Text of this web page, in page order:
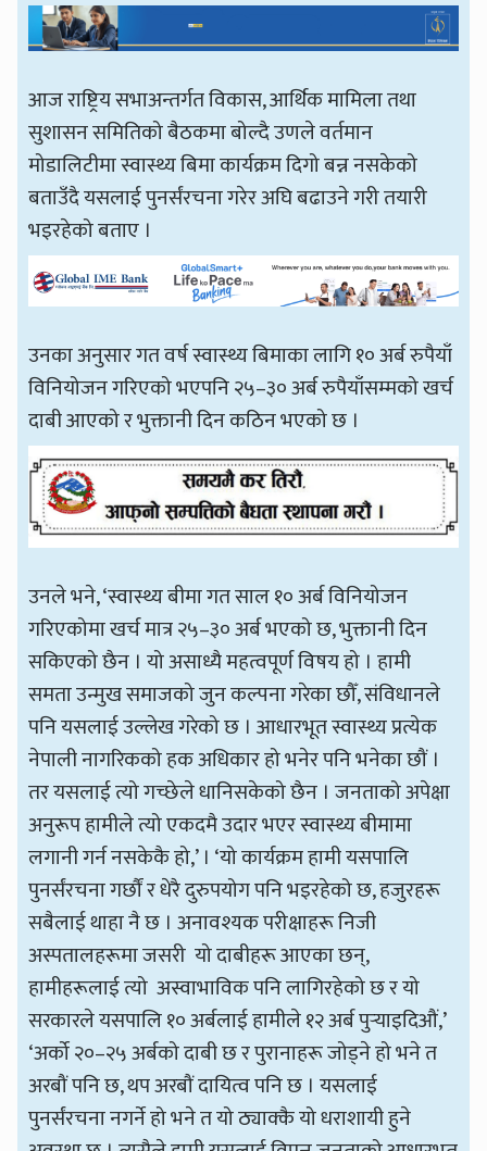
आज राष्ट्रिय सभाअन्तर्गत विकास, आर्थिक मामिला तथा
सुशासन समितिको बैठकमा बोल्दै उणले वर्तमान
मोडालिटीमा स्वास्थ्य बिमा कार्यक्रम दिगो बन्न नसकेको
बताउँदै यसलाई पुनर्संरचना गरेर अघि बढाउने गरी तयारी
भइरहेको बताए ।
उनका अनुसार गत वर्ष स्वास्थ्य बिमाका लागि १० अर्ब रुपैयाँ
विनियोजन गरिएको भएपनि २५–३० अर्ब रुपैयाँसम्मको खर्च
दाबी आएको र भुक्तानी दिन कठिन भएको छ ।
उनले भने, ‘स्वास्थ्य बीमा गत साल १० अर्ब विनियोजन
गरिएकोमा खर्च मात्र २५–३० अर्ब भएको छ, भुक्तानी दिन
सकिएको छैन । यो असाध्यै महत्वपूर्ण विषय हो । हामी
समता उन्मुख समाजको जुन कल्पना गरेका छौँ, संविधानले
पनि यसलाई उल्लेख गरेको छ । आधारभूत स्वास्थ्य प्रत्येक
नेपाली नागरिकको हक अधिकार हो भनेर पनि भनेका छौं ।
तर यसलाई त्यो गच्छेले धानिसकेको छैन । जनताको अपेक्षा
अनुरूप हामीले त्यो एकदमै उदार भएर स्वास्थ्य बीमामा
लगानी गर्न नसकेकै हो,’ । ‘यो कार्यक्रम हामी यसपालि
पुनर्संरचना गर्छौं र धेरै दुरुपयोग पनि भइरहेको छ, हजुरहरू
सबैलाई थाहा नै छ । अनावश्यक परीक्षाहरू निजी
अस्पतालहरूमा जसरी यो दाबीहरू आएका छन्,
हामीहरूलाई त्यो अस्वाभाविक पनि लागिरहेको छ र यो
सरकारले यसपालि १० अर्बलाई हामीले १२ अर्ब पुर्‍याइदिऔं,’
‘अर्को २०–२५ अर्बको दाबी छ र पुरानाहरू जोड्ने हो भने त
अरबौं पनि छ, थप अरबौं दायित्व पनि छ । यसलाई
पुनर्संरचना नगर्ने हो भने त यो ठ्याक्कै यो धराशायी हुने